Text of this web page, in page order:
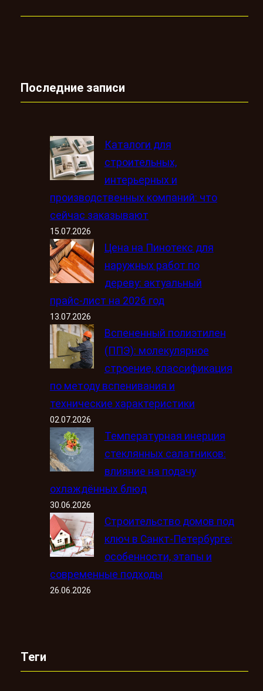
Последние записи
Каталоги для
строительных,
интерьерных и
производственных компаний: что
сейчас заказывают
15.07.2026
Цена на Пинотекс для
наружных работ по
дереву: актуальный
прайс-лист на 2026 год
13.07.2026
Вспененный полиэтилен
(ППЭ): молекулярное
строение, классификация
по методу вспенивания и
технические характеристики
02.07.2026
Температурная инерция
стеклянных салатников:
влияние на подачу
охлаждённых блюд
30.06.2026
Строительство домов под
ключ в Санкт-Петербурге:
особенности, этапы и
современные подходы
26.06.2026
Теги